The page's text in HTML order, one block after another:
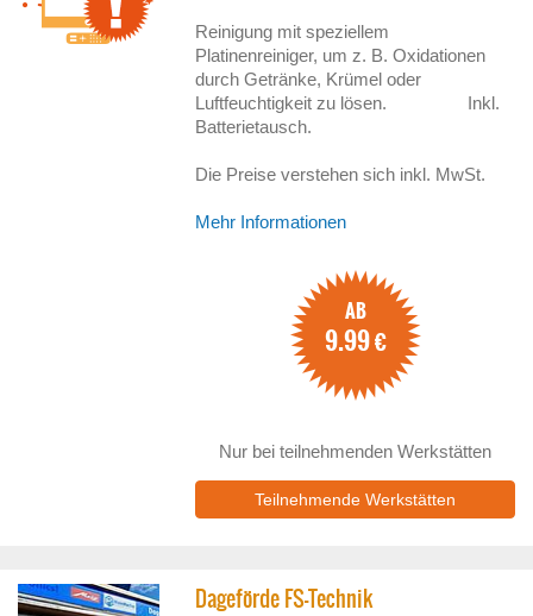
Reinigung mit speziellem
Platinenreiniger, um z. B. Oxidationen
durch Getränke, Krümel oder
Luftfeuchtigkeit zu lösen. Inkl.
Batterietausch.
Die Preise verstehen sich inkl. MwSt.
Mehr Informationen
AB
9.99€
Nur bei teilnehmenden Werkstätten
Teilnehmende Werkstätten
Dageförde FS-Technik